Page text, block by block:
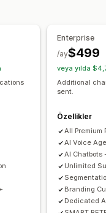
bildirim talepleri
takibi
widget’lar
Enterprise
$499
/ay
veya yılda
Additional
sent.
Özellikler
All Premium
AI Voice
AI Chatbots
Unlimited
Branding
Dedicated